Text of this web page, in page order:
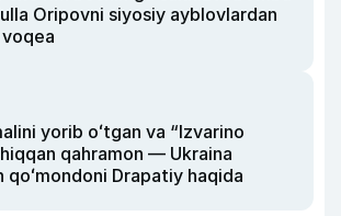
Oripovni siyosiy ayblovlardan
yorib oʻtgan va “Izvarino
qahramon — Ukraina
qoʻmondoni Drapatiy haqida